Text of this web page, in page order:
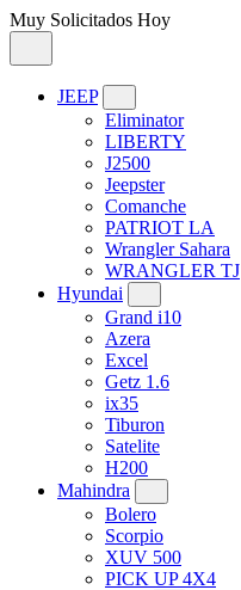
Muy Solicitados Hoy
JEEP
Eliminator
LIBERTY
J2500
Jeepster
Comanche
PATRIOT LA
Wrangler Sahara
WRANGLER TJ
Hyundai
Grand i10
Azera
Excel
Getz 1.6
ix35
Tiburon
Satelite
H200
Mahindra
Bolero
Scorpio
XUV 500
PICK UP 4X4